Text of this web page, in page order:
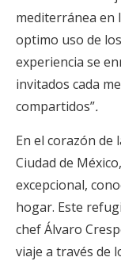
mediterránea en
optimo uso de
experiencia se
invitados cada
compartidos”.
En el corazón de
Ciudad de
excepcional,
hogar. Este
chef Álvaro
viaje a través de